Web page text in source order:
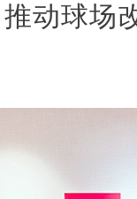
动球场